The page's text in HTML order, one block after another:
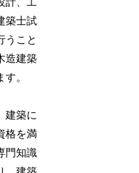
計、工
築士試
うこと
造建築
。
建築に
格を満
門知識